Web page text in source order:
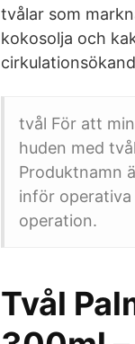
tvålar som
kokosolja och
tvål För att
huden med
Produktnamn
inför
operation.
Tvål